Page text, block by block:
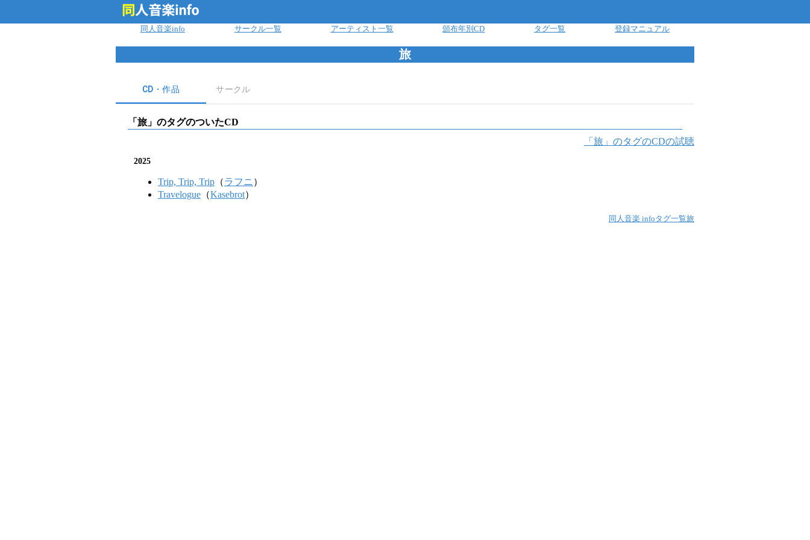
同人音楽info サークル一覧 アーティスト一覧 頒布年別CD タグ一覧 登録マニュアル
旅
CD・作品 サークル
「 旅 」のタグのついたCD
「 旅 」のタグのCDの試聴
2025
Trip, Trip, Trip （ラフニ ）
Travelogue （Kasebrot）
同人音楽 infoタグ一覧旅